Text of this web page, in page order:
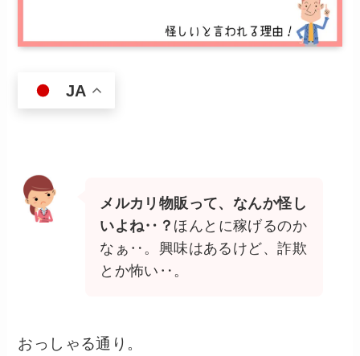
JA
メルカリ物販って、なんか怪し
いよね‥？ ほんとに稼げるのか
なぁ‥。興味はあるけど、詐欺
とか怖い‥。
おっしゃる通り。